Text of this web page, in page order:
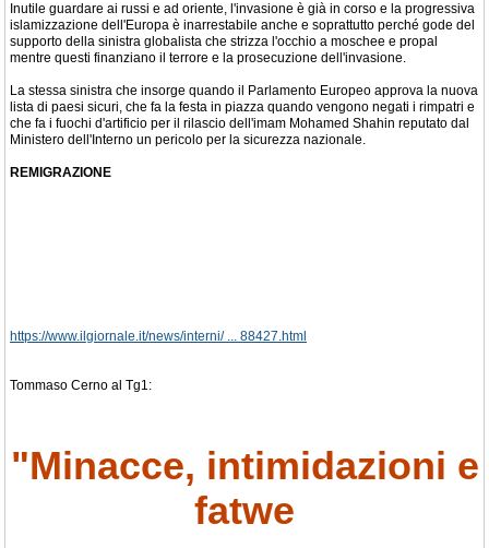
Inutile guardare ai russi e ad oriente, l'invasione è già in corso e la progressiva
islamizzazione dell'Europa è inarrestabile anche e soprattutto perché gode del
supporto della sinistra globalista che strizza l'occhio a moschee e propal
mentre questi finanziano il terrore e la prosecuzione dell'invasione.
La stessa sinistra che insorge quando il Parlamento Europeo approva la nuova
lista di paesi sicuri, che fa la festa in piazza quando vengono negati i rimpatri e
che fa i fuochi d'artificio per il rilascio dell'imam Mohamed Shahin reputato dal
Ministero dell'Interno un pericolo per la sicurezza nazionale.
REMIGRAZIONE
https://www.ilgiornale.it/news/interni/ ... 88427.html
Tommaso Cerno al Tg1:
"Minacce, intimidazioni e
fatwe